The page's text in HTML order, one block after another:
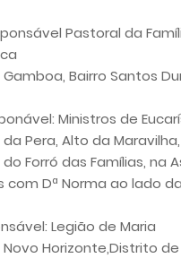
Pastoral da
Bairro Santos
Ministros de
Pera, Alto da
do Forró das Famílias,
Dª Norma ao lado
Legião de Maria
Horizonte,Distrito de